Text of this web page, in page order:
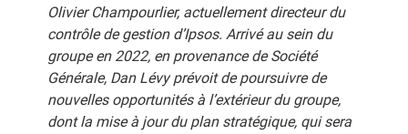
Olivier Champourlier, actuellement directeur du
contrôle de gestion d’Ipsos. Arrivé au sein du
groupe en 2022, en provenance de Société
Générale, Dan Lévy prévoit de poursuivre de
nouvelles opportunités à l’extérieur du groupe,
dont la mise à jour du plan stratégique, qui sera